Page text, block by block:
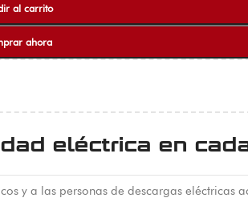
al carrito
ahora
eléctrica en
y a las personas de descargas eléctricas